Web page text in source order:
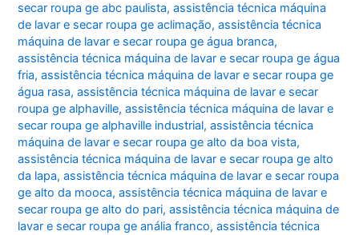
secar roupa ge abc paulista,assistência técnica máquina
de lavar e secar roupa ge aclimação,assistência técnica
máquina de lavar e secar roupa ge água branca,
assistência técnica máquina de lavar e secar roupa ge água
fria,assistência técnica máquina de lavar e secar roupa ge
água rasa,assistência técnica máquina de lavar e secar
roupa ge alphaville,assistência técnica máquina de lavar e
secar roupa ge alphaville industrial,assistência técnica
máquina de lavar e secar roupa ge alto da boa vista,
assistência técnica máquina de lavar e secar roupa ge alto
da lapa,assistência técnica máquina de lavar e secar roupa
ge alto da mooca,assistência técnica máquina de lavar e
secar roupa ge alto do pari,assistência técnica máquina de
lavar e secar roupa ge anália franco,assistência técnica